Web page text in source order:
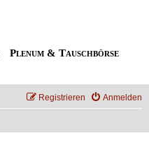
Plenum & Tauschbörse
Anmelden
Registrieren